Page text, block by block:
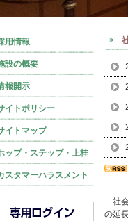
用​情​報​
設​の​概​要​
報​開​示​
イ​ト​ポ​リ​シ​ー​
イ​ト​マ​ッ​プ​
ッ​プ​・​ス​テ​ッ​プ​・​上​桂​♪​
ス​タ​マ​ー​ハ​ラ​ス​メ​ン​ト​に​対​す​る​
社
の延